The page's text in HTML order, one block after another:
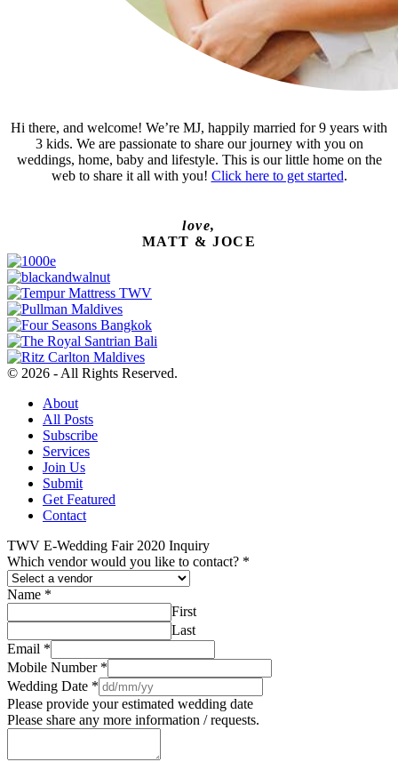
Hi there, and welcome! We’re MJ, happily married for 9 years with
3 kids. We are passionate to share our journey with you on
weddings, home, baby and lifestyle. This is our little home on the
web to share it all with you! Click here to get started.
love,
MATT & JOCE
© 2026 - All Rights Reserved.
About
All Posts
Subscribe
Services
Join Us
Submit
Get Featured
Contact
TWV E-Wedding Fair 2020 Inquiry
Which vendor would you like to contact? *
Name *
First
Last
Email *
Mobile Number *
Wedding Date *
Please provide your estimated wedding date
Please share any more information / requests.